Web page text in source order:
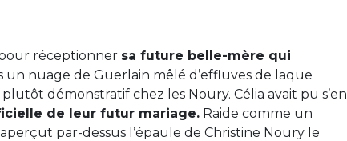
réceptionner sa future belle-mère qui
un nuage de Guerlain mêlé d’effluves de laque
démonstratif chez les Noury. Célia avait pu s’en
de leur futur mariage. Raide comme un
par-dessus l’épaule de Christine Noury le